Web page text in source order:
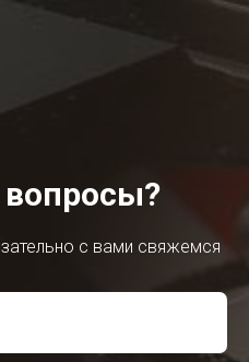
с вами свяжемся